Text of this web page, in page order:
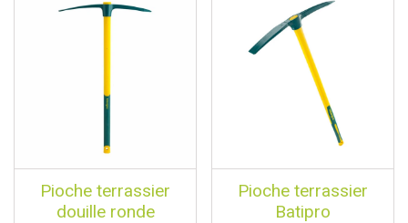
Pioche terrassier
douille ronde
Pioche terrassier
Batipro